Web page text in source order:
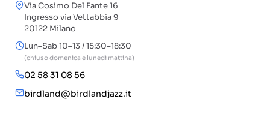
Via Cosimo Del Fante 16
Ingresso via Vettabbia 9
20122 Milano
Lun–Sab 10–13 / 15:30–18:30
(chiuso domenica e lunedì mattina)
02 58 31 08 56
birdland@birdlandjazz.it